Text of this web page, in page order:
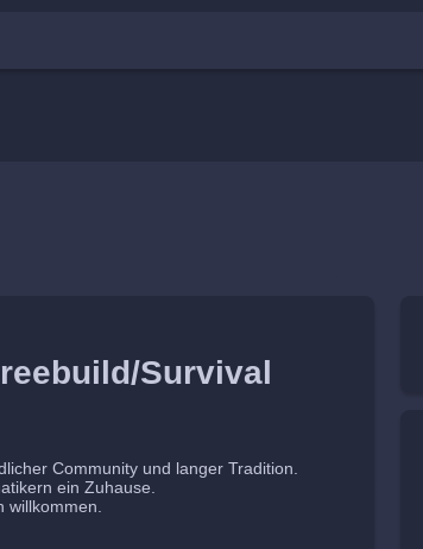
Survival
Community und langer Tradition.
ein Zuhause.